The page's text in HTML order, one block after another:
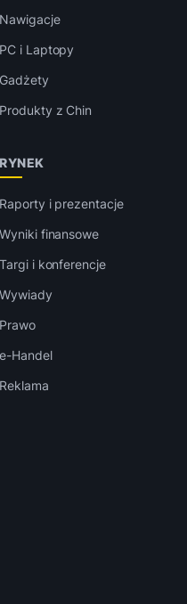
Nawigacje
PC i Laptopy
Gadżety
Produkty z Chin
RYNEK
Raporty i prezentacje
Wyniki finansowe
Targi i konferencje
Wywiady
Prawo
e-Handel
Reklama